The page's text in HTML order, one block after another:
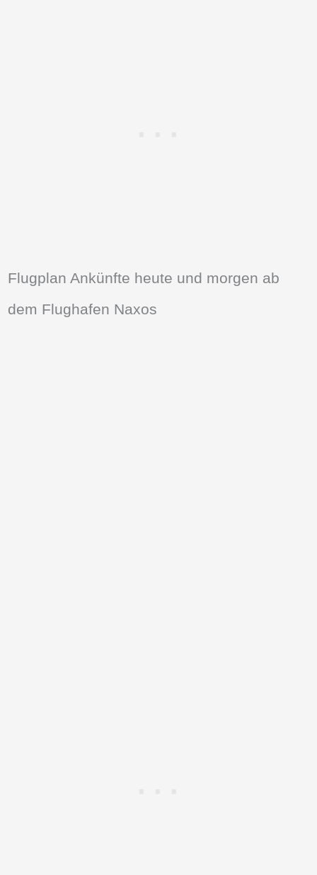
Flugplan Ankünfte heute und morgen ab
dem Flughafen Naxos